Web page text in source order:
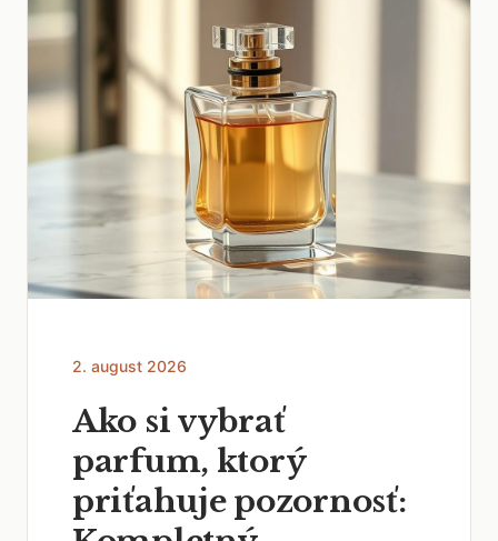
2. august 2026
Ako si vybrať
parfum, ktorý
priťahuje pozornosť: